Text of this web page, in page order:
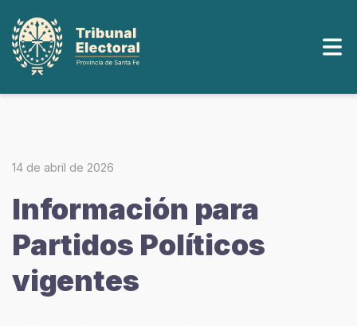
14 de abril de 2026
Información para
Partidos Políticos
vigentes